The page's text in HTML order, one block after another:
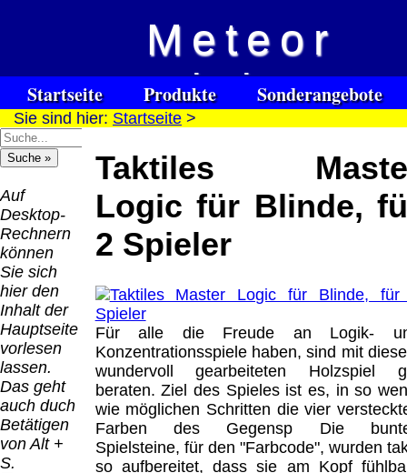
Meteor
Vision
Spezialuhrenspecial
watches
/ deafblind / sourdes et aveugles
Startseite Produkte
Sonderangebote
Kontakt
Impressum
Links
Hilfsmittel
Warenkorb
Sie sind hier: Startseite >
Auf
Desktop-
Rechnern
können
Sie sich
hier den
Inhalt der
Hauptseite
vorlesen
lassen.
Das geht
auch duch
Betätigen
von Alt +
S.
Taktiles
Logic für Blinde,
2 Spieler
Für alle die Freude an Logik-
Konzentrationsspiele haben, sind mit
wundervoll gearbeiteten Holzspiel
beraten. Ziel des Spieles ist es, in so
wie möglichen Schritten die vier
Farben des Gegensp Die
Spielsteine, für den "Farbcode", wurden
so aufbereitet, dass sie am Kopf
QR
Code:
Versandkosten DHL
Standard bis 5kg
Deutschland
8.95 €
Deutschland
Vorkasse: 6.95
€
Deutschland
PayPal: 6.95 €
Schweiz)
Vorkasse:
20.00 €
EU (inkl.
Schweiz)
PayPal: 20.00
€
Der Versand erfolgt
als versichertes
Software
Download only
Deutschland
Deutschland
PayPal:
0.00 €
0.00 €
Schweiz)
PayPal:
0.00 €
Bei dieser
Versandart
erhalten Sie per
Email z.B. einen